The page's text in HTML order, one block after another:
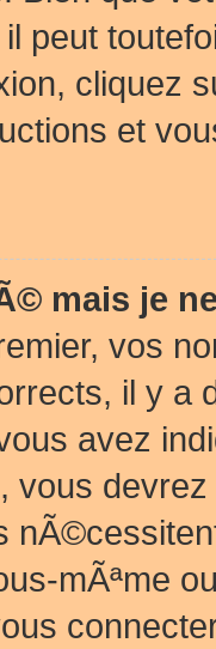
peut
cliquez
et
mais je
vos
il y a
avez
mÃªme